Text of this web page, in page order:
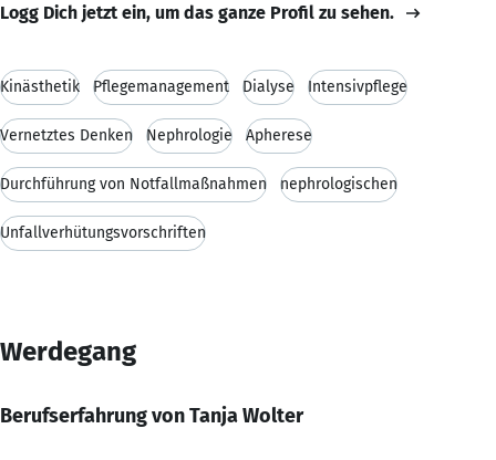
Logg Dich jetzt ein, um das ganze Profil zu sehen.
Kinästhetik Pflegemanagement Dialyse Intensivpflege
Vernetztes Denken Nephrologie Apherese
Durchführung von Notfallmaßnahmen nephrologischen
Unfallverhütungsvorschriften
Werdegang
Berufserfahrung von Tanja Wolter